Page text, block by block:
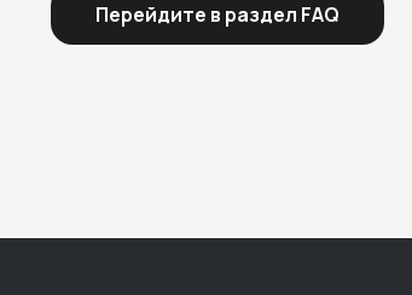
Перейдите в раздел FAQ